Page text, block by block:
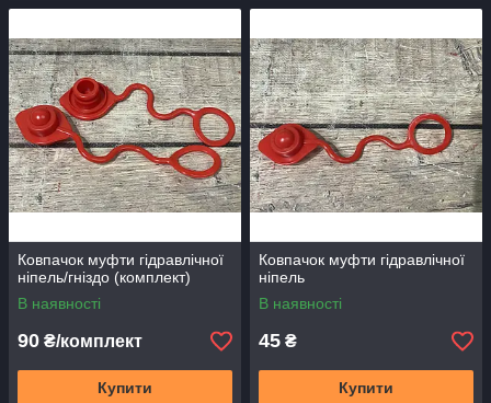
Ковпачок муфти гідравлічної
ніпель/гніздо (комплект)
В наявності
90 ₴/комплект
Купити
Ковпачок муфти гідравлічної
ніпель
В наявності
45 ₴
Купити